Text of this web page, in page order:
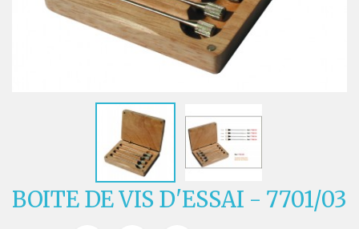
BOITE DE VIS D'ESSAI - 7701/03